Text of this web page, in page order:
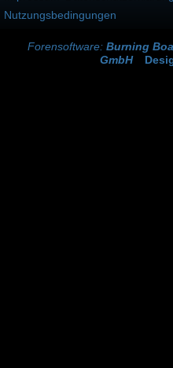
Nutzungsbedingungen
Forensoftware: Burning
GmbH